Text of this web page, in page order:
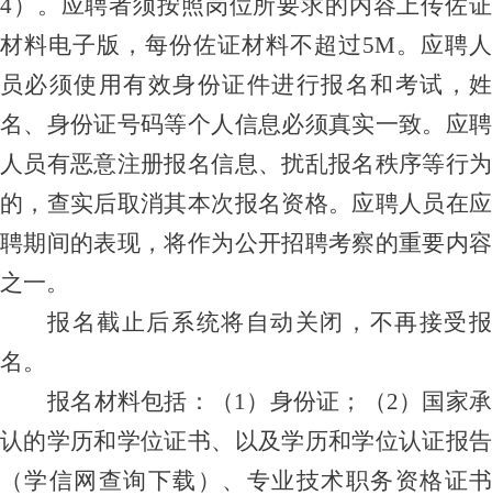
4） 。 应聘者须按照岗位所要求的内容上传佐证
材料电子版 ，每份佐证材料不超过5M。应聘人
员必须使用有效身份证件进行报名和考试，姓
名、身份证号码等个人信息必须真实一致。应聘
人员有恶意注册报名信息、扰乱报名秩序等行为
的，查实后取消其本次报名资格。应聘人员在应
聘期间的表现，将作为公开招聘考察的重要内容
之一。
报名截止后系统将自动关闭，不再接受报
名。
报名材料包括：（ 1）身份证；（2）国家承
认的学历和学位证书、以及学历和学位认证报告
（学信网查询下载）、专业技术职务资格证书